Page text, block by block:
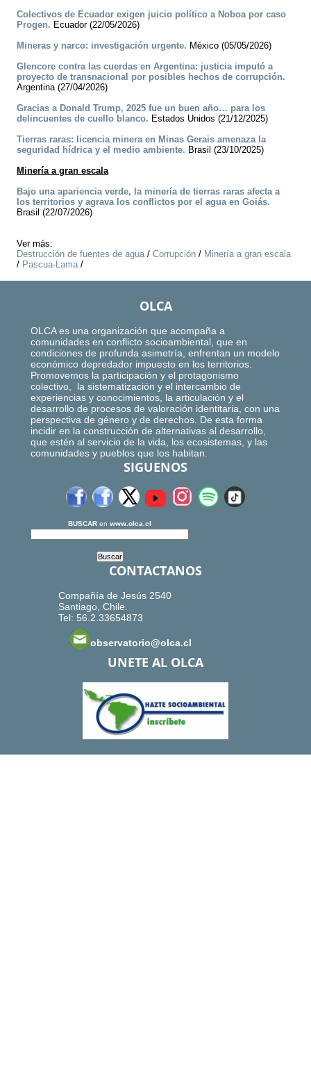
Colectivos de Ecuador exigen juicio político a Noboa por caso
Progen. Ecuador (22/05/2026)
Mineras y narco: investigación urgente. México (05/05/2026)
Glencore contra las cuerdas en Argentina: justicia imputó a
proyecto de transnacional por posibles hechos de corrupción.
Argentina (27/04/2026)
Gracias a Donald Trump, 2025 fue un buen año… para los
delincuentes de cuello blanco. Estados Unidos (21/12/2025)
Tierras raras: licencia minera en Minas Gerais amenaza la
seguridad hídrica y el medio ambiente. Brasil (23/10/2025)
Minería a gran escala
Bajo una apariencia verde, la minería de tierras raras afecta a
los territorios y agrava los conflictos por el agua en Goiás.
Brasil (22/07/2026)
Ver más:
Destrucción de fuentes de agua/ Corrupción / Minería a gran escala
/ Pascua-Lama/
OLCA
OLCA es una organización que acompaña a
comunidades en conflicto socioambiental, que en
condiciones de profunda asimetría, enfrentan un modelo
económico depredador impuesto en los territorios.
Promovemos la participación y el protagonismo
colectivo, la sistematización y el intercambio de
experiencias y conocimientos, la articulación y el
desarrollo de procesos de valoración identitaria, con una
perspectiva de género y de derechos. De esta forma
incidir en la construcción de alternativas al desarrollo,
que estén al servicio de la vida, los ecosistemas, y las
comunidades y pueblos que los habitan.
SIGUENOS
BUSCAR en www.olca.cl
CONTACTANOS
Compañía de Jesús 2540
Santiago, Chile.
Tel: 56.2.33654873
observatorio@olca.cl
UNETE AL OLCA